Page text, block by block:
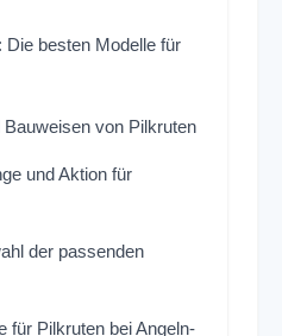
Die besten Modelle für
Bauweisen von Pilkruten
und Aktion für
der passenden
für Pilkruten bei Angeln-